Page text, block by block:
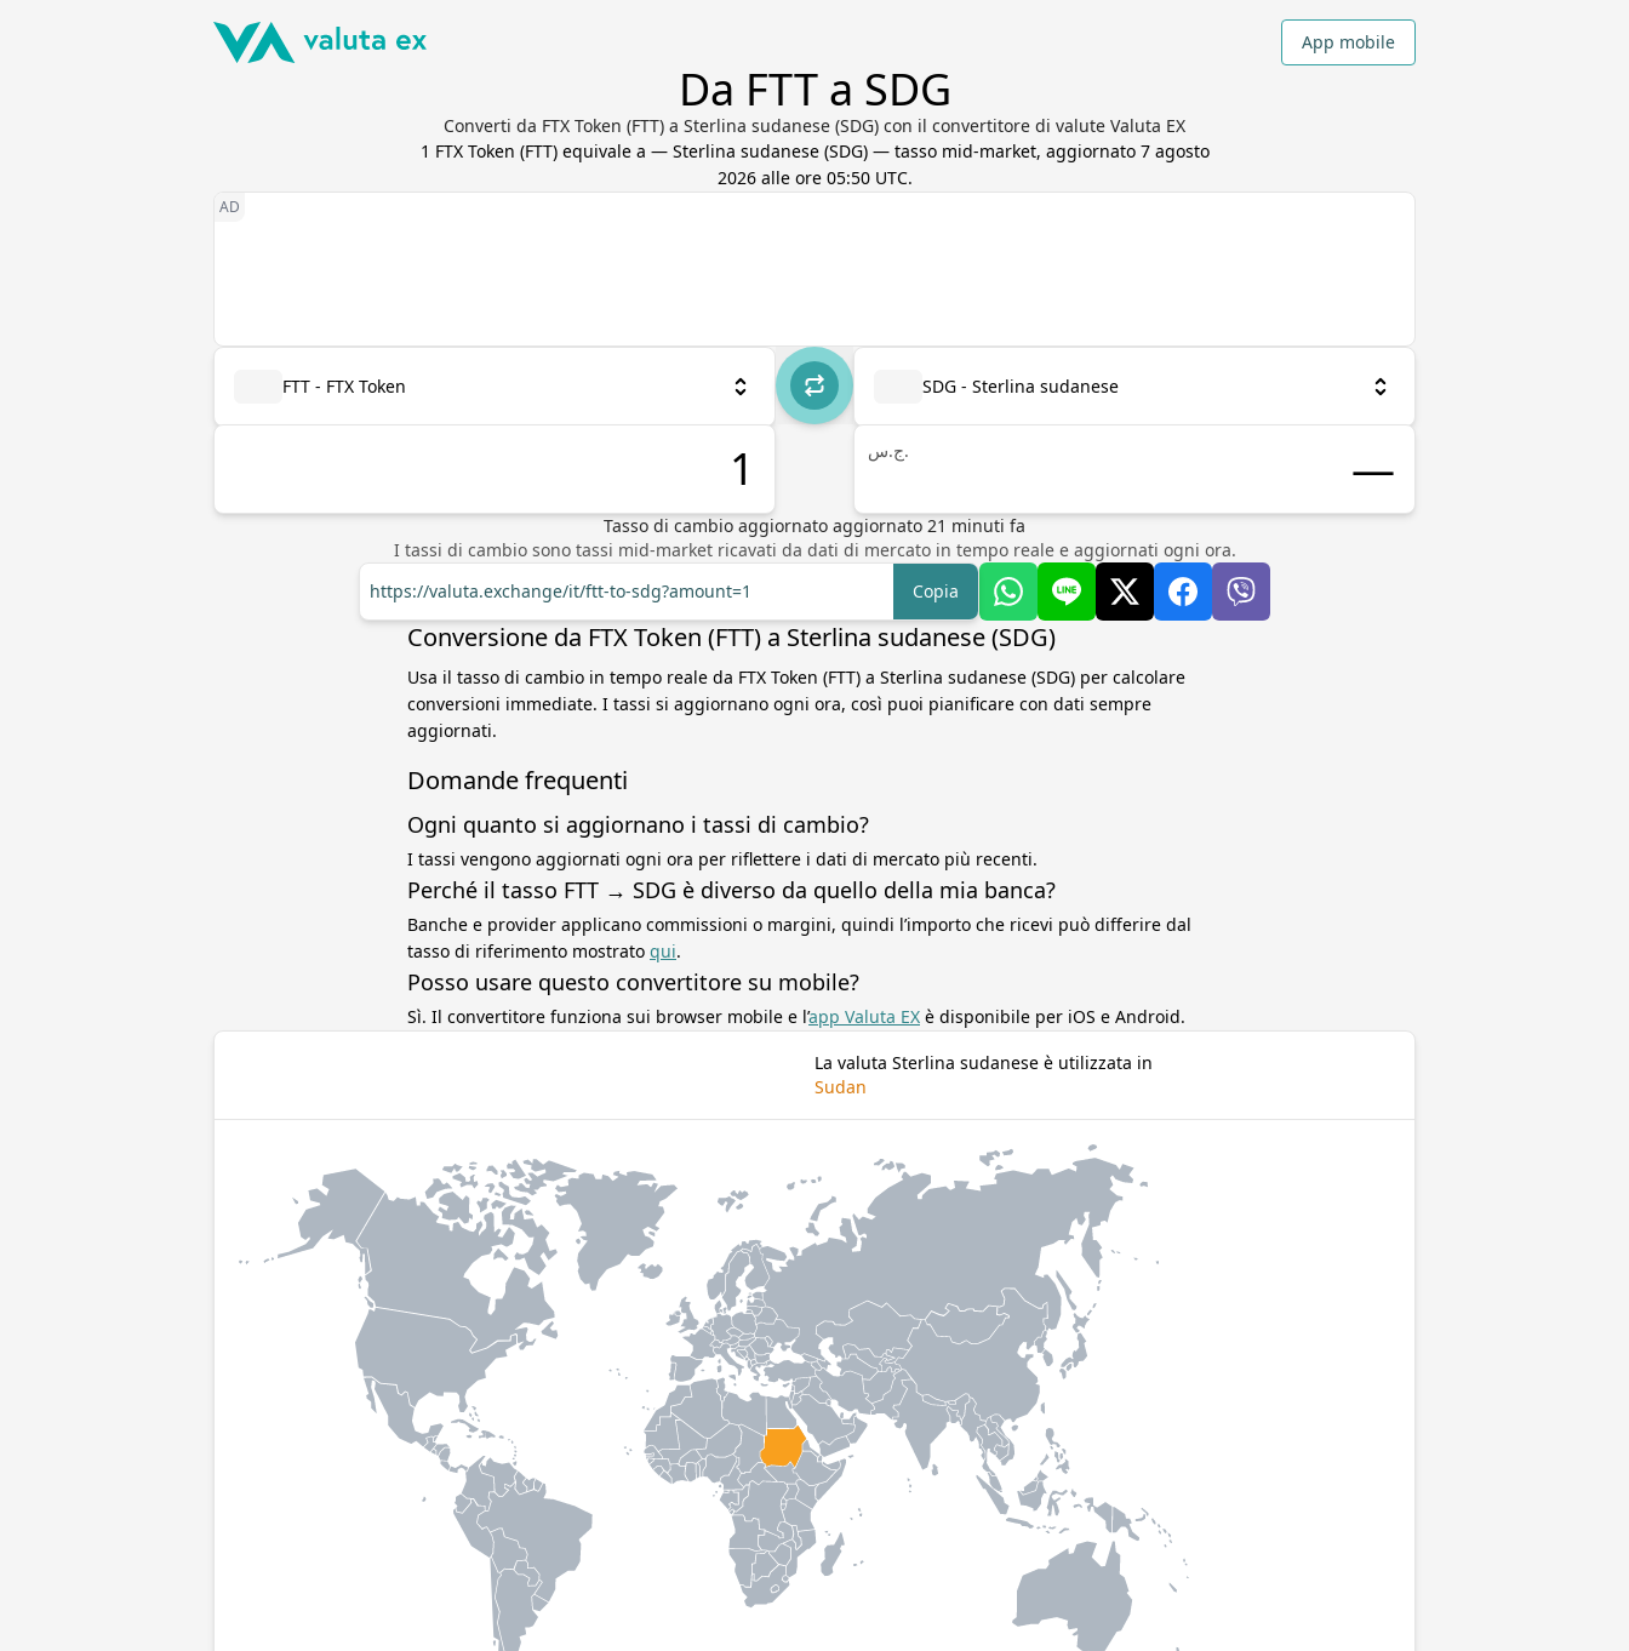
App mobile
Da FTT a SDG
Converti da FTX Token (FTT) a Sterlina sudanese (SDG) con il convertitore di valute Valuta EX
1 FTX Token (FTT) equivale a — Sterlina sudanese(SDG) — tasso mid-market, aggiornato 7 agosto
2026 alle ore 05:50 UTC.
FTT - FTX Token SDG - Sterlina sudanese
ج.س.
Tasso di cambio aggiornato aggiornato 21 minuti fa
I tassi di cambio sono tassi mid-market ricavati da dati di mercato in tempo reale e aggiornati ogni ora.
https://valuta.exchange/it/ftt-to-sdg?amount=1
Copia
Conversione da FTX Token (FTT) a Sterlina sudanese (SDG)
Usa il tasso di cambio in tempo reale da FTX Token (FTT) a Sterlina sudanese (SDG) per calcolare
conversioni immediate. I tassi si aggiornano ogni ora, così puoi pianificare con dati sempre
aggiornati.
Domande frequenti
Ogni quanto si aggiornano i tassi di cambio?
I tassi vengono aggiornati ogni ora per riflettere i dati di mercato più recenti.
Perché il tasso FTT → SDG è diverso da quello della mia banca?
Banche e provider applicano commissioni o margini, quindi l’importo che ricevi può differire dal
tasso di riferimento mostrato qui.
Posso usare questo convertitore su mobile?
Sì. Il convertitore funziona sui browser mobile e l’app Valuta EX è disponibile per iOS e Android.
La valuta Sterlina sudanese è utilizzata in
Sudan